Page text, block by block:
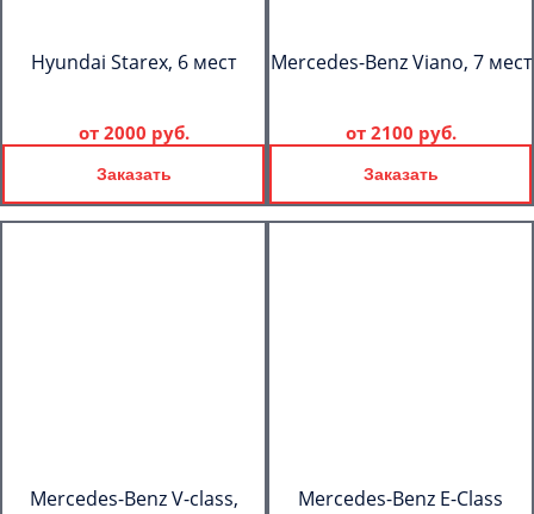
Hyundai Starex, 6 мест
от 2000 руб.
Заказать
Mercedes-Benz Viano, 7 мест
от 2100 руб.
Заказать
Mercedes-Benz V-class,
Mercedes-Benz E-Class